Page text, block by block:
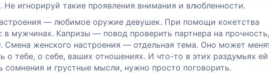
Не игнорируй такие проявления внимания и влюбленности.
— любимое оружие девушек. При помощи кокетства
мужчинах. Капризы — повод проверить партнера на прочность,
Смена женского настроения — отдельная тема. Оно может
о тебе, о себе, ваших отношениях. И что-то в этих раздумьях
сомнения и грустные мысли, нужно просто поговорить.